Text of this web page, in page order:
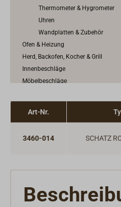
Thermometer & Hygrometer
Uhren
Wandplatten & Zubehör
Ofen & Heizung
Herd, Backofen, Kocher & Grill
Innenbeschläge
Möbelbeschläge
Haken
Art-Nr.
3460-014 SCHATZ